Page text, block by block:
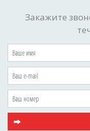
Закажите